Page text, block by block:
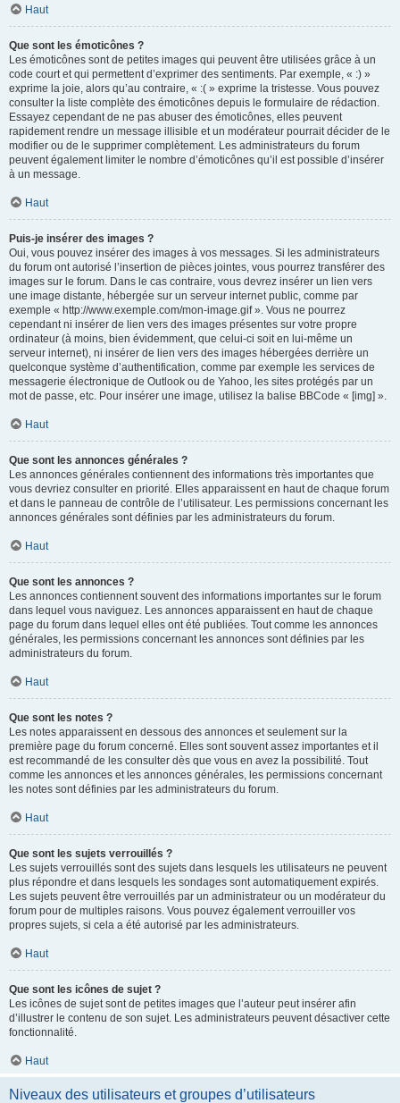
Haut
Que sont les émoticônes ?
Les émoticônes sont de petites images qui peuvent être utilisées grâce à un
code court et qui permettent d’exprimer des sentiments. Par exemple, « :) »
exprime la joie, alors qu’au contraire, « :( » exprime la tristesse. Vous pouvez
consulter la liste complète des émoticônes depuis le formulaire de rédaction.
Essayez cependant de ne pas abuser des émoticônes, elles peuvent
rapidement rendre un message illisible et un modérateur pourrait décider de le
modifier ou de le supprimer complètement. Les administrateurs du forum
peuvent également limiter le nombre d’émoticônes qu’il est possible d’insérer
à un message.
Haut
Puis-je insérer des images ?
Oui, vous pouvez insérer des images à vos messages. Si les administrateurs
du forum ont autorisé l’insertion de pièces jointes, vous pourrez transférer des
images sur le forum. Dans le cas contraire, vous devrez insérer un lien vers
une image distante, hébergée sur un serveur internet public, comme par
exemple « http://www.exemple.com/mon-image.gif ». Vous ne pourrez
cependant ni insérer de lien vers des images présentes sur votre propre
ordinateur (à moins, bien évidemment, que celui-ci soit en lui-même un
serveur internet), ni insérer de lien vers des images hébergées derrière un
quelconque système d’authentification, comme par exemple les services de
messagerie électronique de Outlook ou de Yahoo, les sites protégés par un
mot de passe, etc. Pour insérer une image, utilisez la balise BBCode « [img] ».
Haut
Que sont les annonces générales ?
Les annonces générales contiennent des informations très importantes que
vous devriez consulter en priorité. Elles apparaissent en haut de chaque forum
et dans le panneau de contrôle de l’utilisateur. Les permissions concernant les
annonces générales sont définies par les administrateurs du forum.
Haut
Que sont les annonces ?
Les annonces contiennent souvent des informations importantes sur le forum
dans lequel vous naviguez. Les annonces apparaissent en haut de chaque
page du forum dans lequel elles ont été publiées. Tout comme les annonces
générales, les permissions concernant les annonces sont définies par les
administrateurs du forum.
Haut
Que sont les notes ?
Les notes apparaissent en dessous des annonces et seulement sur la
première page du forum concerné. Elles sont souvent assez importantes et il
est recommandé de les consulter dès que vous en avez la possibilité. Tout
comme les annonces et les annonces générales, les permissions concernant
les notes sont définies par les administrateurs du forum.
Haut
Que sont les sujets verrouillés ?
Les sujets verrouillés sont des sujets dans lesquels les utilisateurs ne peuvent
plus répondre et dans lesquels les sondages sont automatiquement expirés.
Les sujets peuvent être verrouillés par un administrateur ou un modérateur du
forum pour de multiples raisons. Vous pouvez également verrouiller vos
propres sujets, si cela a été autorisé par les administrateurs.
Haut
Que sont les icônes de sujet ?
Les icônes de sujet sont de petites images que l’auteur peut insérer afin
d’illustrer le contenu de son sujet. Les administrateurs peuvent désactiver cette
fonctionnalité.
Haut
Niveaux des utilisateurs et groupes d’utilisateurs